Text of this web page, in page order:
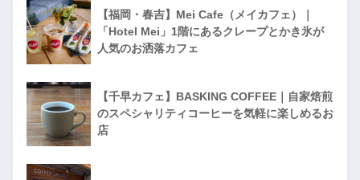
【福岡・春吉】Mei Cafe（メイカフェ）｜
「Hotel Mei」1階にあるクレープとかき氷が
人気のお洒落カフェ
【千早カフェ】BASKING COFFEE｜自家焙煎
のスペシャリティコーヒーを気軽に楽しめるお
店